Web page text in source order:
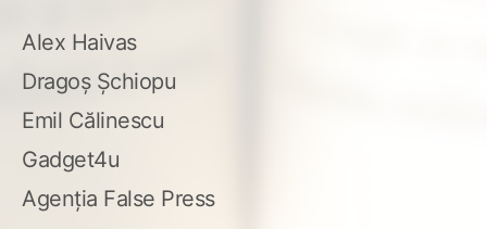
Alex Haivas
Dragoș Șchiopu
Emil Călinescu
Gadget4u
Agenția False Press